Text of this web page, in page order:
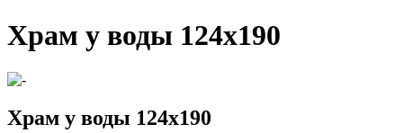
Храм у воды 124x190
Храм у воды 124x190